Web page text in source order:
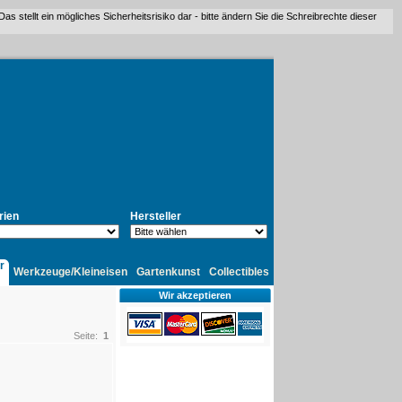
stellt ein mögliches Sicherheitsrisiko dar - bitte ändern Sie die Schreibrechte dieser
Hersteller
Werkzeuge/Kleineisen Gartenkunst Collectibles
Seite: 1
Wir akzeptieren